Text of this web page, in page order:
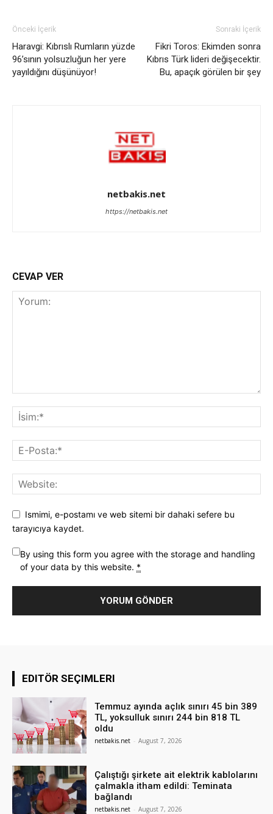
Önceki İçerik
Haravgi: Kıbrıslı Rumların yüzde
96’sının yolsuzluğun her yere
yayıldığını düşünüyor!
Sonraki İçerik
Fikri Toros: Ekimden sonra
Kıbrıs Türk lideri değişecektir.
Bu, apaçık görülen bir şey
netbakis.net
https://netbakis.net
CEVAP VER
Ismimi, e-postamı ve web sitemi bir dahaki sefere bu
tarayıcıya kaydet.
By using this form you agree with the storage and handling
of your data by this website. *
EDITÖR SEÇIMLERI
Temmuz ayında açlık sınırı 45 bin 389
TL, yoksulluk sınırı 244 bin 818 TL
oldu
netbakis.net - August 7, 2026
Çalıştığı şirkete ait elektrik kablolarını
çalmakla itham edildi: Teminata
bağlandı
netbakis.net - August 7, 2026